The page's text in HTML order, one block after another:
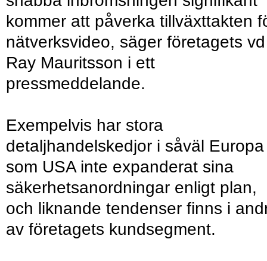
kommer att påverka tillväxttakten
nätverksvideo, säger företagets vd
Ray Mauritsson i ett
pressmeddelande.
Exempelvis har stora
detaljhandelskedjor i såväl Europa
som USA inte expanderat sina
säkerhetsanordningar enligt plan,
och liknande tendenser finns i
av företagets kundsegment.